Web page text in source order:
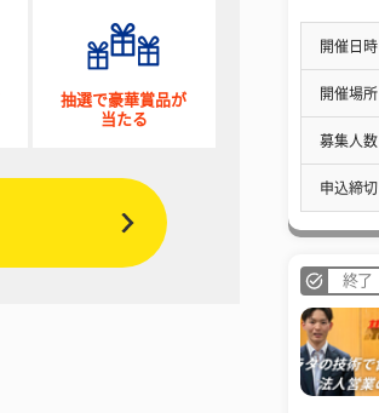
抽選で豪華賞品が
当たる
開催日時
開催場所
募集人数
申込締切
終了